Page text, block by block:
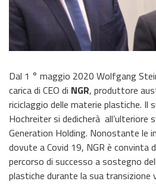
Dal 1 ° maggio 2020 Wolfgang
carica di CEO di NGR, produttore
riciclaggio delle materie plastiche. Il
Hochreiter si dedicherà all’ulteriore
Generation Holding. Nonostante le
dovute a Covid 19, NGR è convinta
percorso di successo a sostegno
plastiche durante la sua transizione